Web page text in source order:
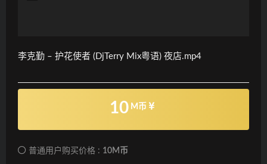
李克勤 – 护花使者 (DjTerry Mix粤语) 夜店.mp4
10 M币
普通用户购买价格 : 10M币